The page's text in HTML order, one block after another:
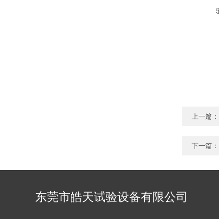
上一篇：
下一篇：
东莞市皓天试验设备有限公司